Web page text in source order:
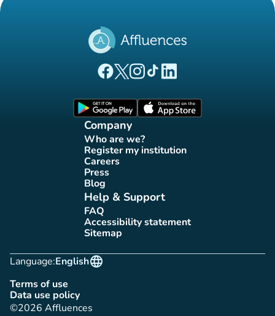
(new tab)
(new tab)
(new tab)(new tab)
(new tab)
Company
Who are we?
(new tab)
Register my institution
(new tab)
Careers(new tab)
Press(new tab)
Blog(new tab)
Help & Support
FAQ(new tab)
Accessibility statement
(new tab)
Sitemap(new tab)
Language:
language
English
Terms of use
(new tab)
Data use policy
(new tab)
©2026 Affluences